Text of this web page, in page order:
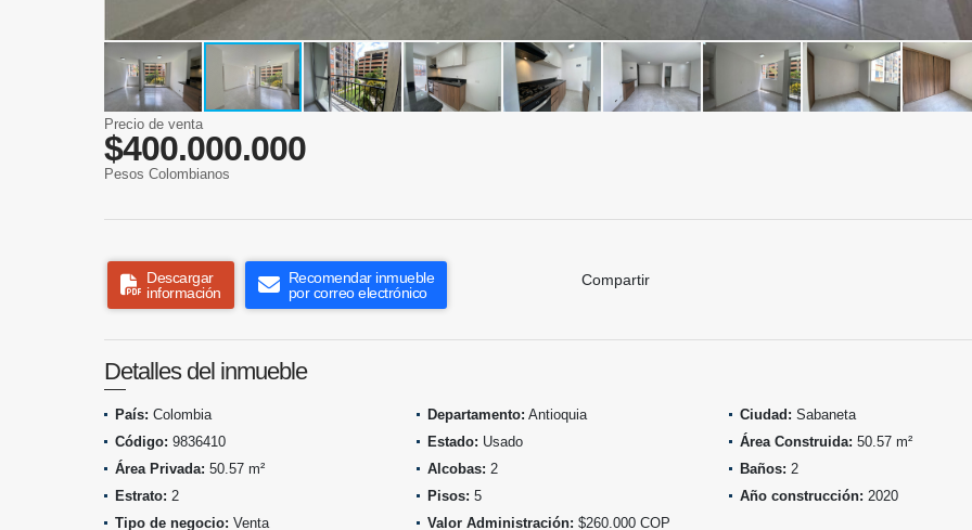
Precio de venta
$400.000.000
Pesos Colombianos
Descargar
información
Recomendar inmueble
por correo electrónico
Compartir
Detalles del inmueble
País: Colombia Departamento: Antioquia Ciudad: Sabaneta
Código: 9836410 Estado: Usado Área Construida: 50.57 m²
Área Privada: 50.57 m² Alcobas: 2 Baños: 2
Estrato: 2 Pisos: 5 Año construcción: 2020
Tipo de negocio: Venta Valor Administración: $260.000 COP